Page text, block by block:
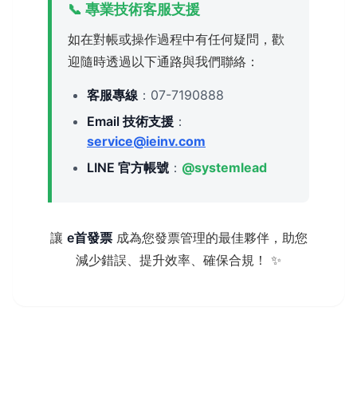
📞 專業技術客服支援
如在對帳或操作過程中有任何疑問，歡
迎隨時透過以下通路與我們聯絡：
客服專線 ：07-7190888
Email 技術支援 ：
service@ieinv.com
LINE 官方帳號 ： @systemlead
讓 e首發票成為您發票管理的最佳夥伴，助您
減少錯誤、提升效率、確保合規！ ✨